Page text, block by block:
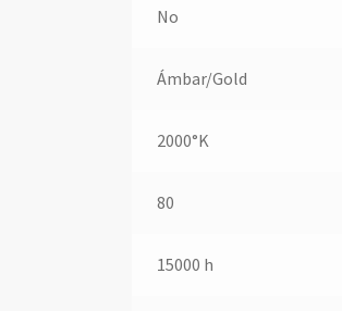
No
Ámbar/Gold
2000°K
80
15000 h